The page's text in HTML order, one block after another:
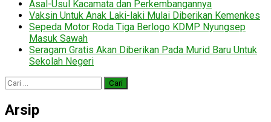
Asal-Usul Kacamata dan Perkembangannya
Vaksin Untuk Anak Laki-laki Mulai Diberikan Kemenkes
Sepeda Motor Roda Tiga Berlogo KDMP Nyungsep
Masuk Sawah
Seragam Gratis Akan Diberikan Pada Murid Baru Untuk
Sekolah Negeri
Cari
untuk:
Arsip